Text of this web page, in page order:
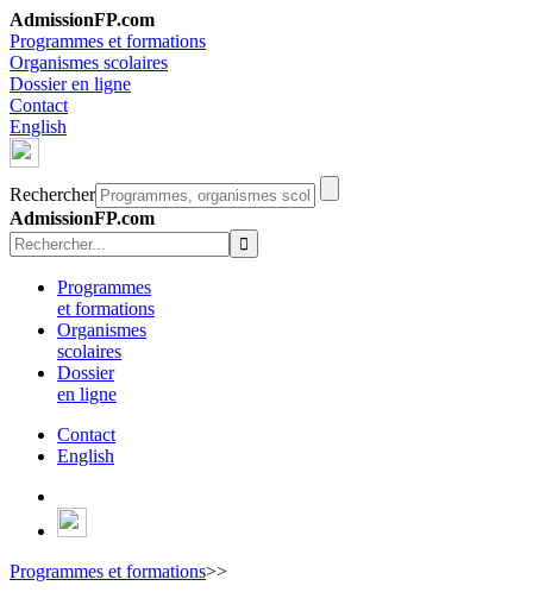
AdmissionFP.com
Programmes et formations
Organismes scolaires
Dossier en ligne
Contact
English
Rechercher
AdmissionFP.com
Programmes
et formations
Organismes
scolaires
Dossier
en ligne
Contact
English
Programmes et formations>>